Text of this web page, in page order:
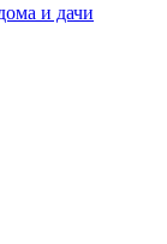
и дачи